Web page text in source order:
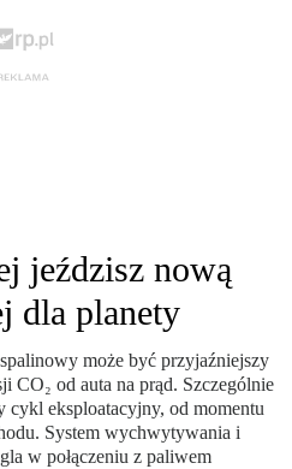
jeździsz nową
dla planety
może być przyjaźniejszy
CO₂ od auta na prąd. Szczególnie
cykl eksploatacyjny, od momentu
System wychwytywania i
w połączeniu z paliwem